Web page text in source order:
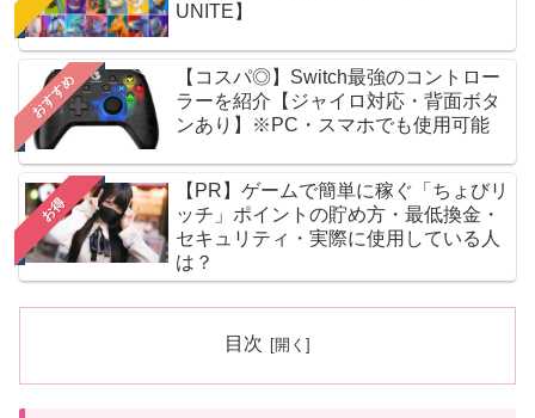
UNITE】
おすすめ
【コスパ◎】Switch最強のコントロー
ラーを紹介【ジャイロ対応・背面ボタ
ンあり】※PC・スマホでも使用可能
お得
【PR】ゲームで簡単に稼ぐ「ちょびリ
ッチ」ポイントの貯め方・最低換金・
セキュリティ・実際に使用している人
は？
目次